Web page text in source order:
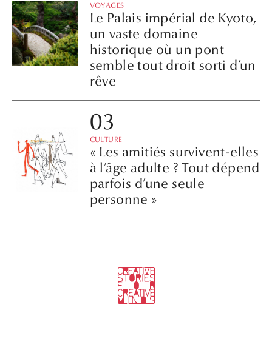
VOYAGES
Le Palais impérial de Kyoto,
un vaste domaine
historique où un pont
semble tout droit sorti d’un
rêve
CULTURE
« Les amitiés survivent-elles
à l’âge adulte ? Tout dépend
parfois d’une seule
personne »